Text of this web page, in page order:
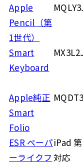
Apple
Pencil（第
1世代）
Smart
Keyboard
Apple純正
Smart
Folio
ESR ペーパ
ーライクフ
iPad
対応